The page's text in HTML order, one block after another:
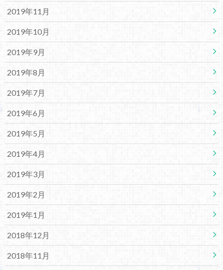
2019年11月
2019年10月
2019年9月
2019年8月
2019年7月
2019年6月
2019年5月
2019年4月
2019年3月
2019年2月
2019年1月
2018年12月
2018年11月